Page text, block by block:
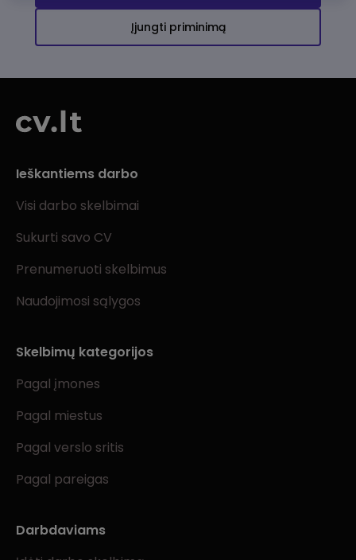
Įjungti priminimą
Ieškantiems darbo
Visi darbo skelbimai
Sukurti savo CV
Prenumeruoti skelbimus
Naudojimosi sąlygos
Skelbimų kategorijos
Pagal įmones
Pagal miestus
Pagal verslo sritis
Pagal pareigas
Darbdaviams